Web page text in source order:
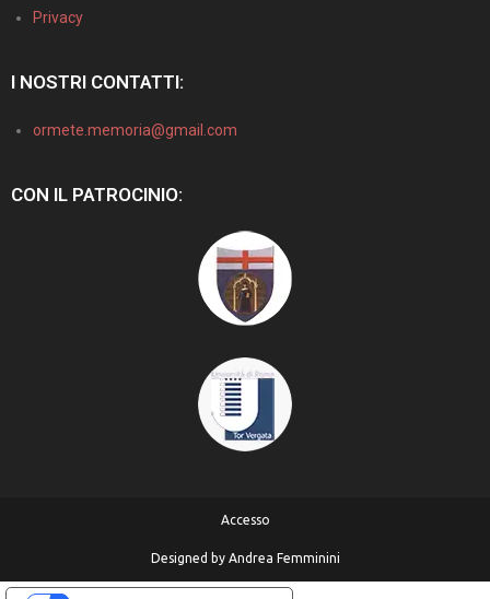
Privacy
I NOSTRI CONTATTI:
ormete.memoria@gmail.com
CON IL PATROCINIO:
Accesso
Designed by Andrea Femminini